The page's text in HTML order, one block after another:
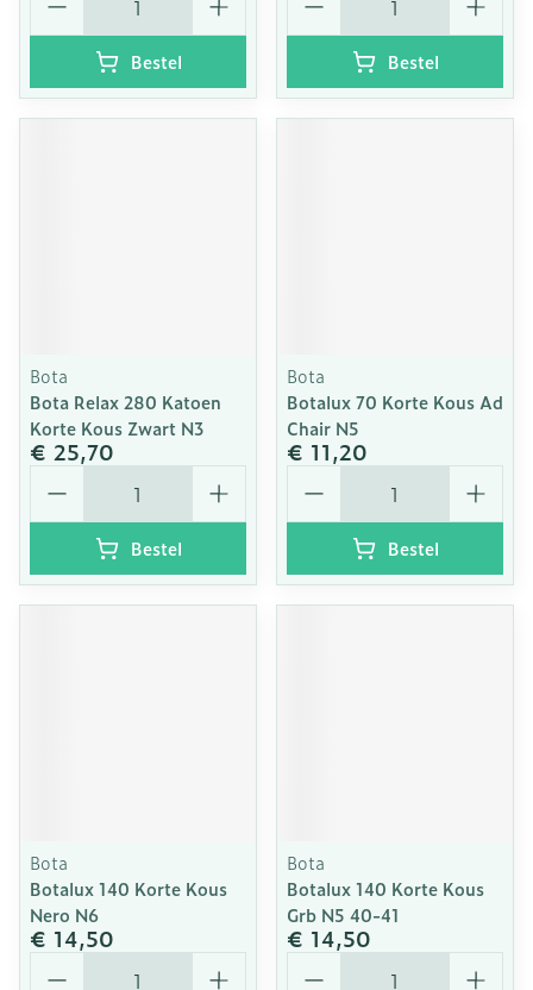
Bestel Bestel
Bota
Bota Relax 280 Katoen
Korte Kous Zwart N3
€ 25,70
Aantal
Bestel
Bota
Botalux 70 Korte Kous Ad
Chair N5
€ 11,20
Aantal
Bestel
Bota
Botalux 140 Korte Kous
Nero N6
€ 14,50
Aantal
Bota
Botalux 140 Korte Kous
Grb N5 40-41
€ 14,50
Aantal